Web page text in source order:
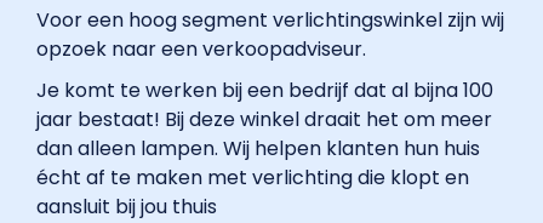
Voor een hoog segment verlichtingswinkel zijn wij
opzoek naar een verkoopadviseur.
Je komt te werken bij een bedrijf dat al bijna 100
jaar bestaat! Bij deze winkel draait het om meer
dan alleen lampen. Wij helpen klanten hun huis
écht af te maken met verlichting die klopt en
aansluit bij jou thuis